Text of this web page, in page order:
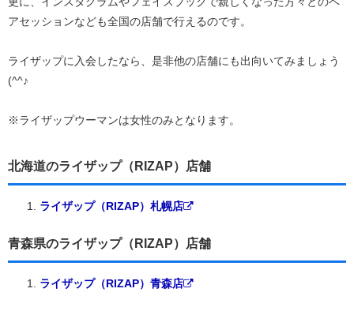
アセッションなども全国の店舗で行えるのです。
ライザップに入会したなら、是非他の店舗にも出向いてみましょう
(^^♪
※ライザップウーマンは女性のみとなります。
北海道のライザップ（RIZAP）店舗
ライザップ（RIZAP）札幌店
青森県のライザップ（RIZAP）店舗
ライザップ（RIZAP）青森店